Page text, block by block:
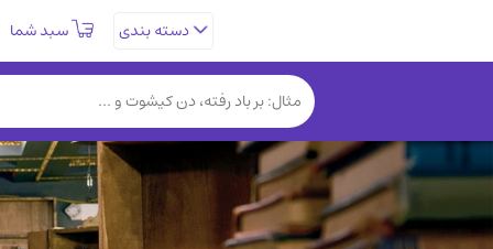
دسته بندی سبد شما
کتب نادر و کمیاب(19)
فلسفه و جامعه شناسی(151)
دانشگاهی و آموزشی(534)